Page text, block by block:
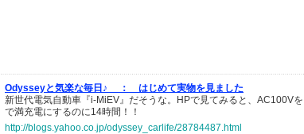
Odysseyと気楽な毎日♪ ：
はじめて実物を見ました
新世代電気自動車『i-MiEV』だそうな。HPで見てみると、AC100V
で満充電にするのに14時間！！
http://blogs.yahoo.co.jp/odyssey_carlife/28784487.html